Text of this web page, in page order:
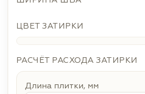
ЦВЕТ ЗАТИРКИ
РАСЧЁТ РАСХОДА ЗАТИРКИ
Длина плитки, мм